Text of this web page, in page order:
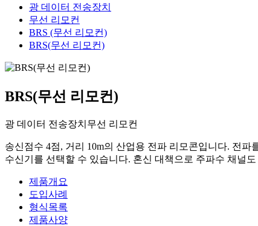
광 데이터 전송장치
무선 리모컨
BRS (무선 리모컨)
BRS(무선 리모컨)
BRS(무선 리모컨)
광 데이터 전송장치 무선 리모컨
송신점수 4점, 거리 10m의 산업용 전파 리모콘입니다. 전
수신기를 선택할 수 있습니다. 혼신 대책으로 주파수 채널
제품개요
도입사례
형식목록
제품사양